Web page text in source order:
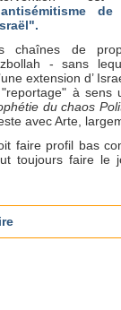
chaînes de
- sans
extension d’
à sens
du chaos
avec Arte,
faire profil bas
toujours faire